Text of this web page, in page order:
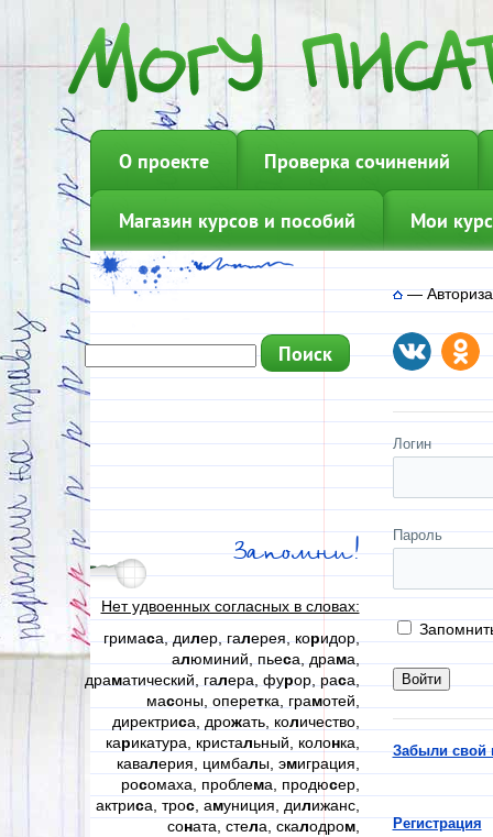
О проекте Проверка сочинений
Магазин курсов и пособий Мои
Запомни!
Нет удвоенных согласных в словах:
гримаса, дилер, галерея, коридор,
алюминий, пьеса, драма,
драматический, галера, фурор, раса,
масоны, оперетка, грамотей,
директриса, дрожать, количество,
карикатура, кристальный, колонка,
кавалерия, цимбалы, эмиграция,
росомаха, проблема, продюсер,
актриса, трос, амуниция, дилижанс,
соната, стела, скалодром,
—
Логин
Пароль
Забыли свой
Регистрация